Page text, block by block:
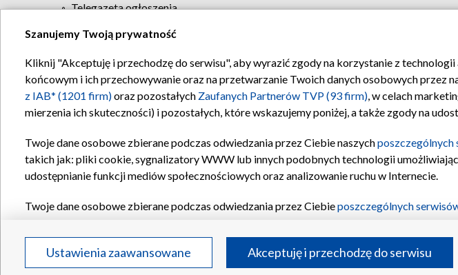
Telegazeta ogłoszenia
Regulamin TVP Polityka prywatności
Szanujemy Twoją prywatność
Kliknij "Akceptuję i przechodzę do serwisu", aby wyrazić zgody na korzystanie z
końcowym i ich przechowywanie oraz na przetwarzanie Twoich danych osobowych przez
z IAB* (1201 firm)oraz pozostałych Zaufanych Partnerów TVP (93 firm), w celach
mierzenia ich skuteczności) i pozostałych, które wskazujemy poniżej, a także zgody na
Twoje dane osobowe zbierane podczas odwiedzania przez Ciebie naszychposzczególnych
takich jak: pliki cookie, sygnalizatory WWW lub innych podobnych technologii
udostępnianie funkcji mediów społecznościowych oraz analizowanie ruchu w Internecie.
Twoje dane osobowe zbierane podczas odwiedzania przez Ciebieposzczególnych
Partnerów TVPdla realizacji następujących celów i funkcji: przechowywania informacji na
reklam, tworzenia profilu spersonalizowanych reklam, tworzenia profilu
treści, stosowania badań rynkowych w celu generowania opinii odbiorców,
Ustawienia zaawansowane Akceptuję i przechodzę do serwisu